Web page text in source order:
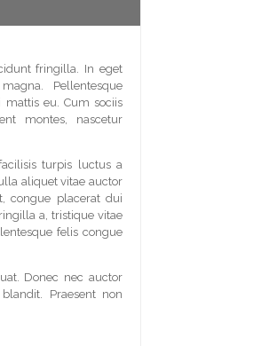
fringilla. In eget
Pellentesque
eu. Cum sociis
montes, nascetur
turpis luctus a
aliquet vitae auctor
congue placerat dui
a, tristique vitae
felis congue
Donec nec auctor
Praesent non